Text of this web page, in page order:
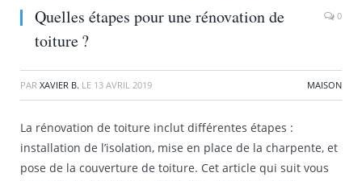
Quelles étapes pour une rénovation de
toiture ?
0
PAR XAVIER B. LE 13 AVRIL 2019 MAISON
La rénovation de toiture inclut différentes étapes :
installation de l’isolation, mise en place de la charpente, et
pose de la couverture de toiture. Cet article qui suit vous